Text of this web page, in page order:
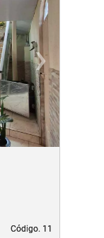
›
Código. 11
Código. 11